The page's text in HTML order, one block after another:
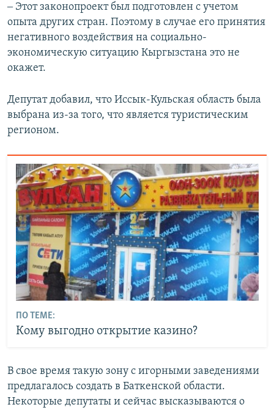
‒ Этот законопроект был подготовлен с учетом
опыта других стран. Поэтому в случае его принятия
негативного воздействия на социально-
экономическую ситуацию Кыргызстана это не
окажет.
Депутат добавил, что Иссык-Кульская область была
выбрана из-за того, что является туристическим
регионом.
ПО ТЕМЕ:
Кому выгодно открытие казино?
В свое время такую зону с игорными заведениями
предлагалось создать в Баткенской области.
Некоторые депутаты и сейчас высказываются о